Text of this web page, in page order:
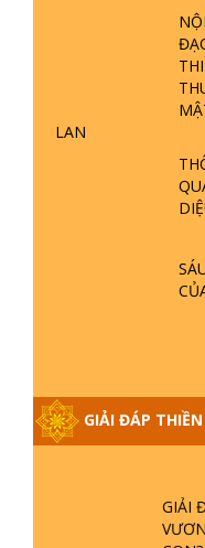
LAN
GIẢI ĐÁP
-
-
-
GIẢI
CON?